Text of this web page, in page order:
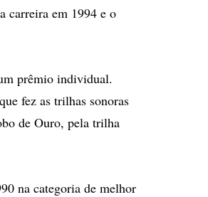
carreira em 1994 e o
prêmio individual.
fez as trilhas sonoras
de Ouro, pela trilha
na categoria de melhor